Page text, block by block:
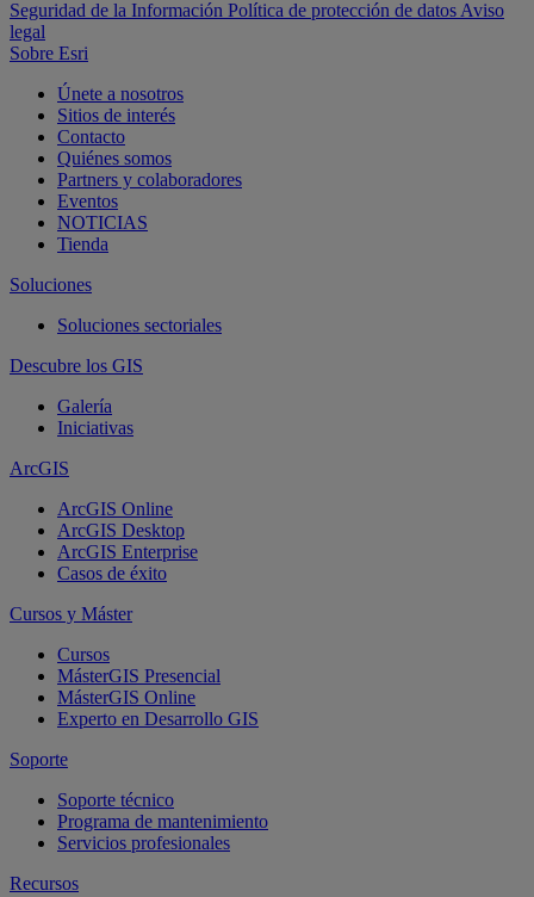
Seguridad de la Información Política de protección de datosAviso
legal
Sobre Esri
Únete a nosotros
Sitios de interés
Contacto
Quiénes somos
Partners y colaboradores
Eventos
NOTICIAS
Tienda
Soluciones
Soluciones sectoriales
Descubre los GIS
Galería
Iniciativas
ArcGIS
ArcGIS Online
ArcGIS Desktop
ArcGIS Enterprise
Casos de éxito
Cursos y Máster
Cursos
MásterGIS Presencial
MásterGIS Online
Experto en Desarrollo GIS
Soporte
Soporte técnico
Programa de mantenimiento
Servicios profesionales
Recursos